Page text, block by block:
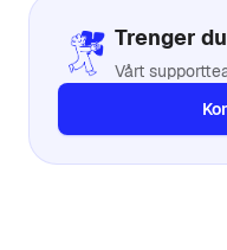
Trenger
Vårt